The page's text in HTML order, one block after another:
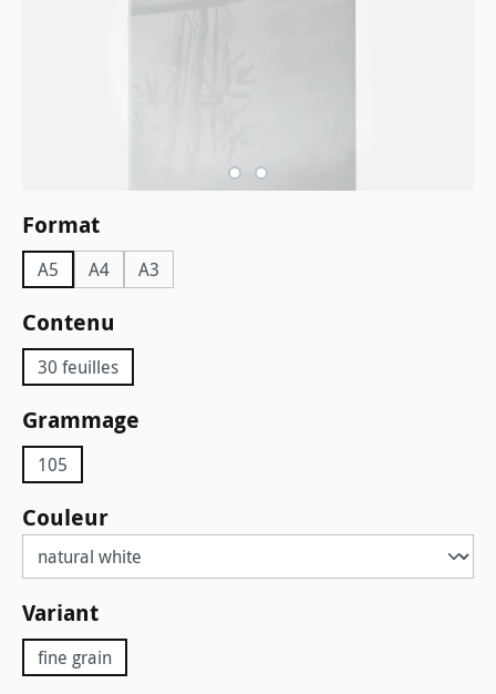
Sélectionnez
Format
A5 A4 A3
Sélectionnez
Contenu
30 feuilles
Sélectionnez
Grammage
105
Sélectionnez
Couleur
Sélectionnez
Variant
fine grain